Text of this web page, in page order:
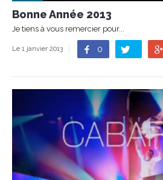
Bonne Année 2013
Je tiens à vous remercier pour...
Le 1 janvier 2013 0